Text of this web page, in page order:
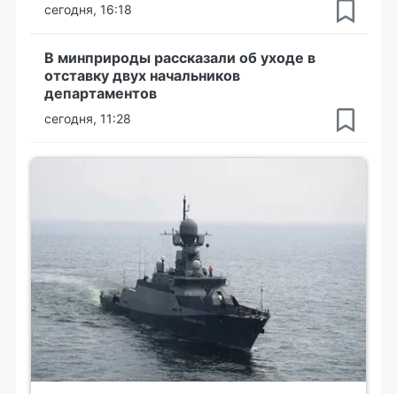
сегодня, 16:18
В минприроды рассказали об уходе в
отставку двух начальников
департаментов
сегодня, 11:28